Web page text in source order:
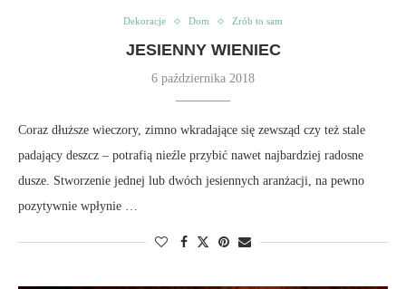
Dekoracje Dom Zrób to sam
JESIENNY WIENIEC
6 października 2018
Coraz dłuższe wieczory, zimno wkradające się zewsząd czy też stale
padający deszcz – potrafią nieźle przybić nawet najbardziej radosne
dusze. Stworzenie jednej lub dwóch jesiennych aranżacji, na pewno
pozytywnie wpłynie …